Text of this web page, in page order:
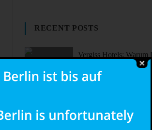
RECENT POSTS
Vergiss Hotels: Warum
nächster Urlaub in
dieser coolen Airbnbs